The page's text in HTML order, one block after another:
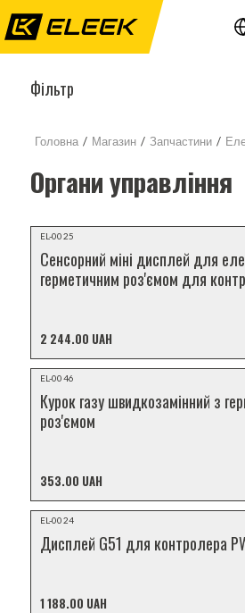
Фільтр
Головна / Магазин / Запчастини /
Органи управління
НОВИНКА
Відеоогляд
EL-0025
Сенсорний міні дисплей для
герметичним роз'ємом для
2 244.00 UAH
НОВИНКА
Відеоогляд
EL-0046
Курок газу швидкозамінний з
роз'ємом
353.00 UAH
НОВИНКА
EL-0024
Дисплей G51 для контролера
1 188.00 UAH